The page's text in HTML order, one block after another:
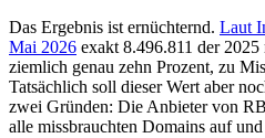
Das Ergebnis ist ernüchternd. Laut
Mai 2026 exakt 8.496.811 der
ziemlich genau zehn Prozent, zu
Tatsächlich soll dieser Wert aber
zwei Gründen: Die Anbieter von
alle missbrauchten Domains auf